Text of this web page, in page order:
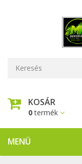
KOSÁR
0termék
MENÜ